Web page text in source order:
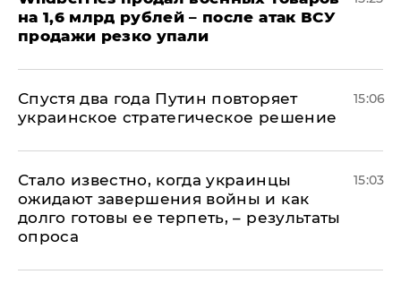
на 1,6 млрд рублей – после атак ВСУ
продажи резко упали
Спустя два года Путин повторяет
украинское стратегическое решение
15:06
Стало известно, когда украинцы
ожидают завершения войны и как
долго готовы ее терпеть, – результаты
опроса
15:03